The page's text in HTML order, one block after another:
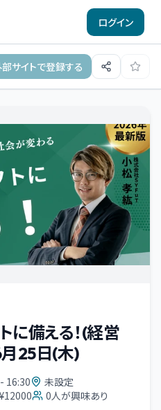
ログイン
サイトで登録する
に備える！(経営
25日(木)
16:30
未設定
0人が興味あり